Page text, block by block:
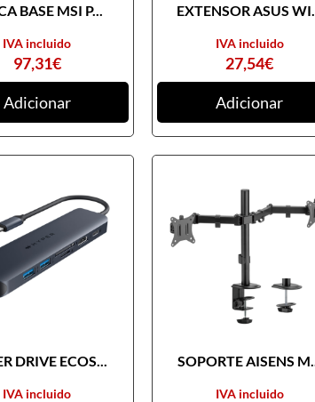
BASE MSI P...
97,31€
IVA incluido
Adicionar
EXTENSOR ASUS WI...
27,54€
IVA incluido
Adicionar
DRIVE ECOS...
IVA incluido
SOPORTE AISENS M...
IVA incluido